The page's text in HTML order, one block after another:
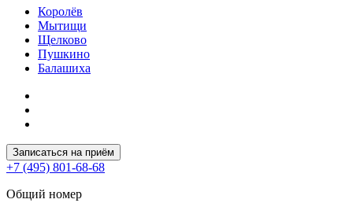
Королёв
Мытищи
Щелково
Пушкино
Балашиха
Записаться на приём
+7 (495) 801-68-68
Общий номер